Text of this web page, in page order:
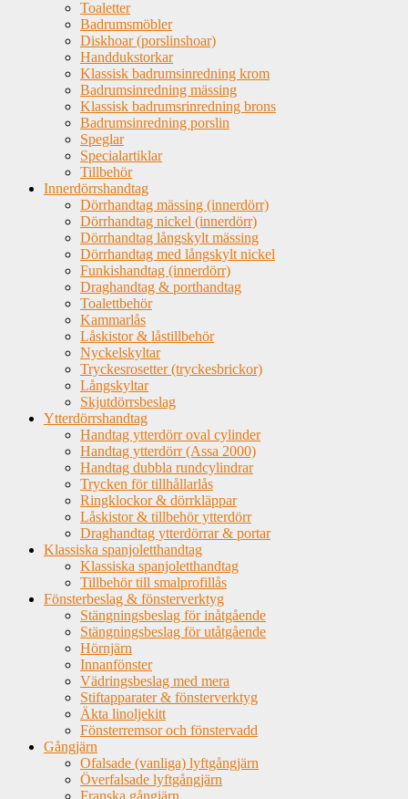
Toaletter
Badrumsmöbler
Diskhoar (porslinshoar)
Handdukstorkar
Klassisk badrumsinredning krom
Badrumsinredning mässing
Klassisk badrumsrinredning brons
Badrumsinredning porslin
Speglar
Specialartiklar
Tillbehör
Innerdörrshandtag
Dörrhandtag mässing (innerdörr)
Dörrhandtag nickel (innerdörr)
Dörrhandtag långskylt mässing
Dörrhandtag med långskylt nickel
Funkishandtag (innerdörr)
Draghandtag & porthandtag
Toalettbehör
Kammarlås
Låskistor & låstillbehör
Nyckelskyltar
Tryckesrosetter (tryckesbrickor)
Långskyltar
Skjutdörrsbeslag
Ytterdörrshandtag
Handtag ytterdörr oval cylinder
Handtag ytterdörr (Assa 2000)
Handtag dubbla rundcylindrar
Trycken för tillhållarlås
Ringklockor & dörrkläppar
Låskistor & tillbehör ytterdörr
Draghandtag ytterdörrar & portar
Klassiska spanjoletthandtag
Klassiska spanjoletthandtag
Tillbehör till smalprofillås
Fönsterbeslag & fönsterverktyg
Stängningsbeslag för inåtgående
Stängningsbeslag för utåtgående
Hörnjärn
Innanfönster
Vädringsbeslag med mera
Stiftapparater & fönsterverktyg
Äkta linoljekitt
Fönsterremsor och fönstervadd
Gångjärn
Ofalsade (vanliga) lyftgångjärn
Överfalsade lyftgångjärn